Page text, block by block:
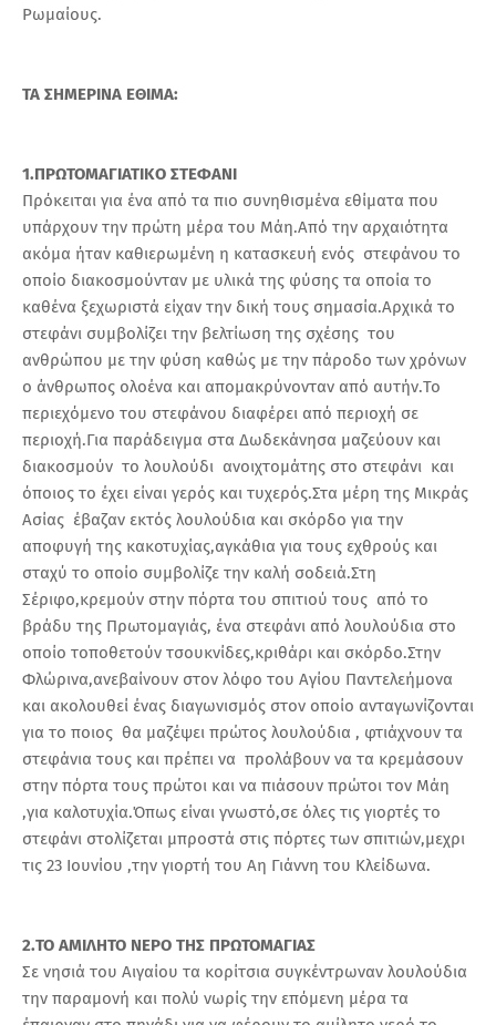
Ρωμαίους.
ΤΑ ΣΗΜΕΡΙΝΑ ΕΘΙΜΑ:
1.ΠΡΩΤΟΜΑΓΙΑΤΙΚΟ ΣΤΕΦΑΝΙ
Πρόκειται για ένα από τα πιο συνηθισμένα εθίματα που
υπάρχουν την πρώτη μέρα του Μάη.Από την αρχαιότητα
ακόμα ήταν καθιερωμένη η κατασκευή ενός στεφάνου το
οποίο διακοσμούνταν με υλικά της φύσης τα οποία το
καθένα ξεχωριστά είχαν την δική τους σημασία.Αρχικά το
στεφάνι συμβολίζει την βελτίωση της σχέσης του
ανθρώπου με την φύση καθώς με την πάροδο των χρόνων
ο άνθρωπος ολοένα και απομακρύνονταν από αυτήν.Το
περιεχόμενο του στεφάνου διαφέρει από περιοχή σε
περιοχή.Για παράδειγμα στα Δωδεκάνησα μαζεύουν και
διακοσμούν το λουλούδι ανοιχτομάτης στο στεφάνι και
όποιος το έχει είναι γερός και τυχερός.Στα μέρη της Μικράς
Ασίας έβαζαν εκτός λουλούδια και σκόρδο για την
αποφυγή της κακοτυχίας,αγκάθια για τους εχθρούς και
σταχύ το οποίο συμβολίζε την καλή σοδειά.Στη
Σέριφο,κρεμούν στην πόρτα του σπιτιού τους από το
βράδυ της Πρωτομαγιάς, ένα στεφάνι από λουλούδια στο
οποίο τοποθετούν τσουκνίδες,κριθάρι και σκόρδο.Στην
Φλώρινα,ανεβαίνουν στον λόφο του Αγίου Παντελεήμονα
και ακολουθεί ένας διαγωνισμός στον οποίο ανταγωνίζονται
για το ποιος θα μαζέψει πρώτος λουλούδια , φτιάχνουν τα
στεφάνια τους και πρέπει να προλάβουν να τα κρεμάσουν
στην πόρτα τους πρώτοι και να πιάσουν πρώτοι τον Μάη
,για καλοτυχία.Όπως είναι γνωστό,σε όλες τις γιορτές το
στεφάνι στολίζεται μπροστά στις πόρτες των σπιτιών,μεχρι
τις 23 Ιουνίου ,την γιορτή του Αη Γιάννη του Κλείδωνα.
2.ΤΟ ΑΜΙΛΗΤΟ ΝΕΡΟ ΤΗΣ ΠΡΩΤΟΜΑΓΙΑΣ
Σε νησιά του Αιγαίου τα κορίτσια συγκέντρωναν λουλούδια
την παραμονή και πολύ νωρίς την επόμενη μέρα τα